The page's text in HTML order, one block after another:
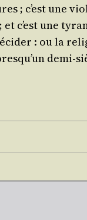
; c’est une
c’est une
: ou la
demi-